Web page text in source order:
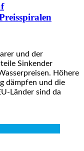
und der
Sinkender
Höhere
dämpfen und die
Länder sind da